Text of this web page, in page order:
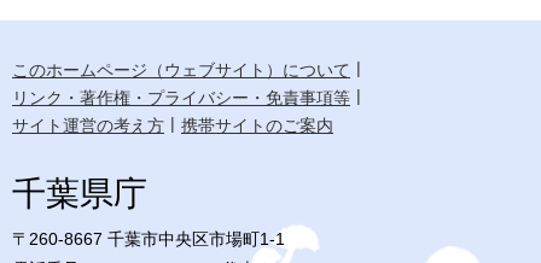
このホームページ（ウェブサイト）について
リンク・著作権・プライバシー・免責事項等
サイト運営の考え方
携帯サイトのご案内
千葉県庁
〒260-8667 千葉市中央区市場町1-1